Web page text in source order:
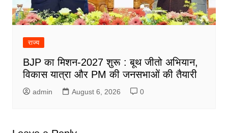
राज्य
BJP का मिशन-2027 शुरू : बूथ जीतो अभियान,
विकास यात्रा और PM की जनसभाओं की तैयारी
admin August 6, 2026 0